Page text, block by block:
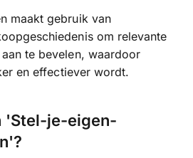
maakt gebruik van
om relevante
te bevelen, waardoor
en effectiever wordt.
'Stel-je-eigen-